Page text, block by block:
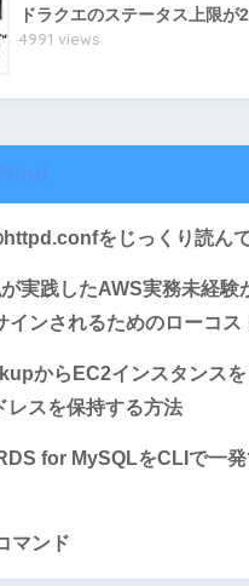
ドラクエのステータス上限が
4991 views
をじっくり読ん
実践したAWS実務未経験
インされるためのローコス
からEC2インスタンス
レスを保持する方法
for MySQLをCLIで一
マンド